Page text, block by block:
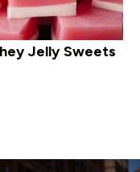
Jelly Sweets